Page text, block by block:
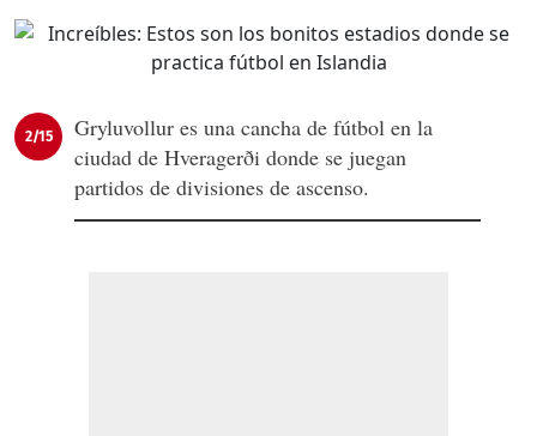
2/15
Gryluvollur es una cancha de fútbol en la
ciudad de Hveragerði donde se juegan
partidos de divisiones de ascenso.